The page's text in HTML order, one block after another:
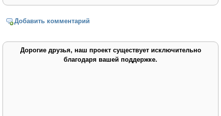
Добавить комментарий
Дорогие друзья, наш проект существует исключительно
благодаря вашей поддержке.